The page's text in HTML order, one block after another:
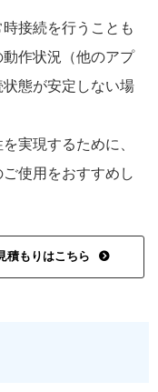
接続を行うことも
作状況（他のアプ
態が安定しない場
実現するために、
使用をおすすめし
積もりはこちら